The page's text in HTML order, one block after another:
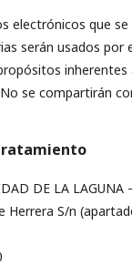
electrónicos que
serán usados por
inherentes
se compartirán
DE LA LAGUNA
Herrera S/n